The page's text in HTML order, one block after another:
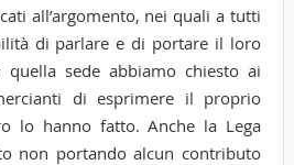
all’argomento, nei quali a tutti
di parlare e di portare il loro
sede abbiamo chiesto ai
di esprimere il proprio
lo hanno fatto. Anche la Lega
non portando alcun contributo